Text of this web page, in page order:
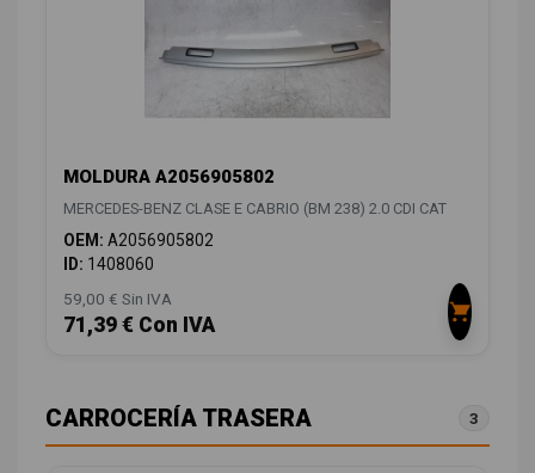
MOLDURA A2056905802
MERCEDES-BENZ CLASE E CABRIO (BM 238) 2.0 CDI CAT
OEM: A2056905802
ID: 1408060
59,00 € Sin IVA
71,39 € Con IVA
CARROCERÍA TRASERA 3